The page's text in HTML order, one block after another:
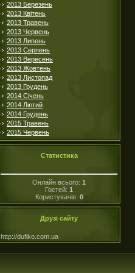
2013 Березень
2013 Квітень
2013 Травень
2013 Червень
2013 Липень
2013 Серпень
2013 Вересень
2013 Жовтень
2013 Листопад
2013 Грудень
2014 Січень
2014 Лютий
2014 Грудень
2015 Травень
2015 Червень
Статистика
Онлайн всього: 1
Гостей: 1
Користувачів: 0
Друзі сайту
http://duflko.com.ua